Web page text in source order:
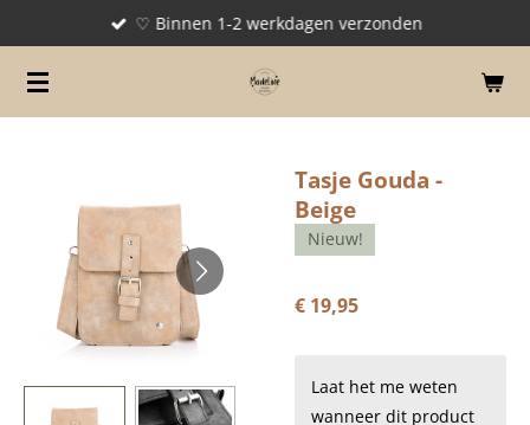
naar
de
♡ Binnen 1-2 werkdagen verzonden
Tasje Gouda -
Beige
Nieuw!
€ 19,95
Laat het me weten
wanneer dit product